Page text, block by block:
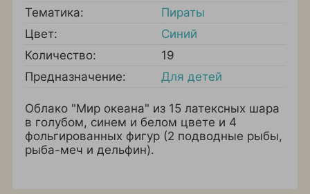
Тематика:
Пираты
Цвет:
Синий
Количество:
19
Предназначение:
Для детей
Облако "Мир океана" из 15 латексных шара
в голубом, синем и белом цвете и 4
фольгированных фигур (2 подводные рыбы,
рыба-меч и дельфин).